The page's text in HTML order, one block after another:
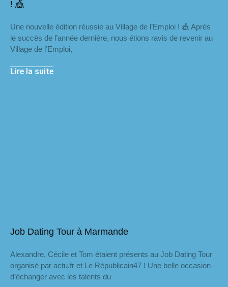
! 🎪
Une nouvelle édition réussie au Village de l’Emploi ! 🎪 Après
le succès de l’année dernière, nous étions ravis de revenir au
Village de l’Emploi,
Lire la suite
Job Dating Tour à Marmande
Alexandre, Cécile et Tom étaient présents au Job Dating Tour
organisé par actu.fr et Le Républicain47 ! Une belle occasion
d’échanger avec les talents du